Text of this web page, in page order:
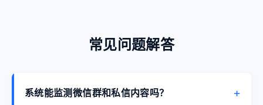
常见问题解答
系统能监测微信群和私信内容吗？ +